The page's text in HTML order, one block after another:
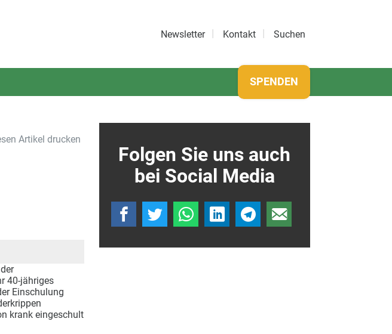
Newsletter Kontakt Suchen
SPENDEN
Artikel drucken
40-jähriges
Einschulung
krank eingeschult
Folgen Sie uns auch
bei Social Media